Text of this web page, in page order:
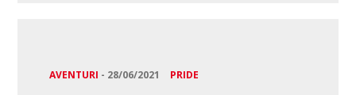
AVENTURI - 28/06/2021 PRIDE